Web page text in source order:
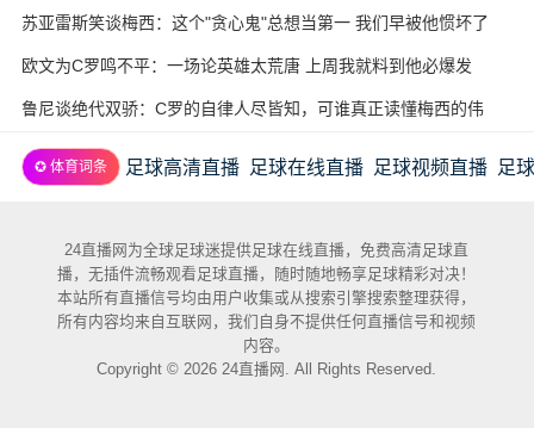
收渔利
苏亚雷斯笑谈梅西：这个"贪心鬼"总想当第一 我们早被他惯坏了
欧文为C罗鸣不平：一场论英雄太荒唐 上周我就料到他必爆发
鲁尼谈绝代双骄：C罗的自律人尽皆知，可谁真正读懂梅西的伟
✪ 体育词条 足球高清直播 足球在线直播 足球视频直播 足
24直播网为全球足球迷提供足球在线直播，免费高清足球直
播，无插件流畅观看足球直播，随时随地畅享足球精彩对决！
本站所有直播信号均由用户收集或从搜索引擎搜索整理获得，
所有内容均来自互联网，我们自身不提供任何直播信号和视频
内容。
Copyright © 2026 24直播网. All Rights Reserved.